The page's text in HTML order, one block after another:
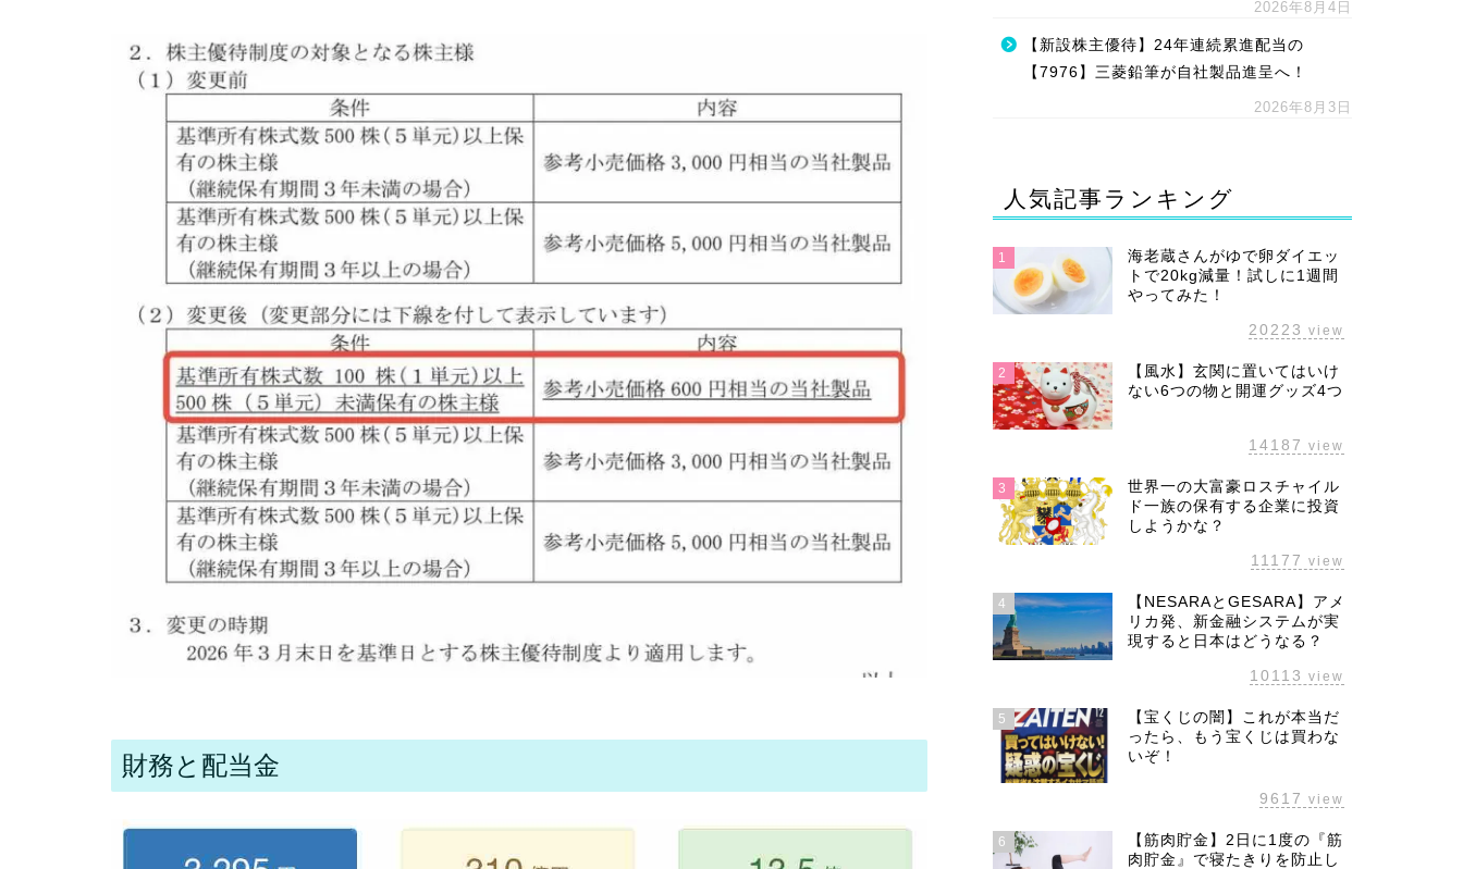
財務と配当金
2026年8月4日
【新設株主優待】24年連続累進配当の
【7976】三菱鉛筆が自社製品進呈へ！
2026年8月3日
人気記事ランキング
1
海老蔵さんがゆで卵ダイエッ
トで20kg減量！試しに1週間
やってみた！
20223 view
2
【風水】玄関に置いてはいけ
ない6つの物と開運グッズ4つ
14187 view
3
世界一の大富豪ロスチャイル
ド一族の保有する企業に投資
しようかな？
11177 view
4
【NESARAとGESARA】アメ
リカ発、新金融システムが実
現すると日本はどうなる？
10113 view
5
【宝くじの闇】これが本当だ
ったら、もう宝くじは買わな
いぞ！
9617 view
6
【筋肉貯金】2日に1度の『筋
肉貯金』で寝たきりを防止し